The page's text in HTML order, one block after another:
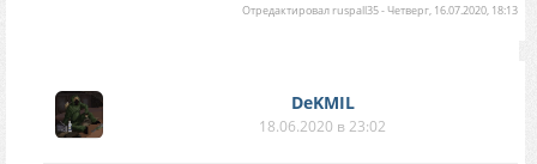
Отредактировал ruspall35-Четверг, 16.07.2020, 18:13
DeKMIL
18.06.2020 в 23:02